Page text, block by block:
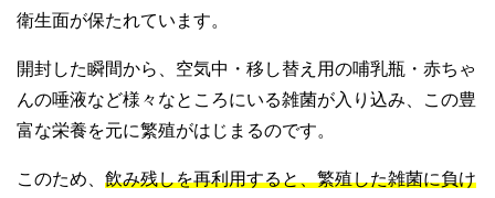
衛生面が保たれています。
開封した瞬間から、空気中・移し替え用の哺乳瓶・赤ちゃ
んの唾液など様々なところにいる雑菌が入り込み、この豊
富な栄養を元に繁殖がはじまるのです。
このため、 飲み残しを再利用すると、繁殖した雑菌に負け